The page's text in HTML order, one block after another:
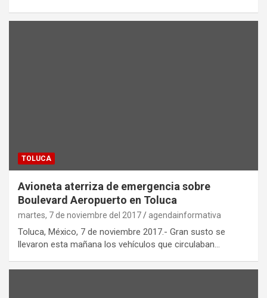
TOLUCA
Avioneta aterriza de emergencia sobre
Boulevard Aeropuerto en Toluca
martes, 7 de noviembre del 2017 agendainformativa
Toluca, México, 7 de noviembre 2017.- Gran susto se
llevaron esta mañana los vehículos que circulaban…